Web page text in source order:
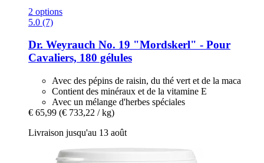
2 options
5.0 (7)
Dr. Weyrauch No. 19 "Mordskerl" -​ Pour
Cavaliers, 180 gélules
Avec des pépins de raisin, du thé vert et de la maca
Contient des minéraux et de la vitamine E
Avec un mélange d'herbes spéciales
€ 65,99 (€ 733,22 / kg)
Livraison jusqu'au 13 août